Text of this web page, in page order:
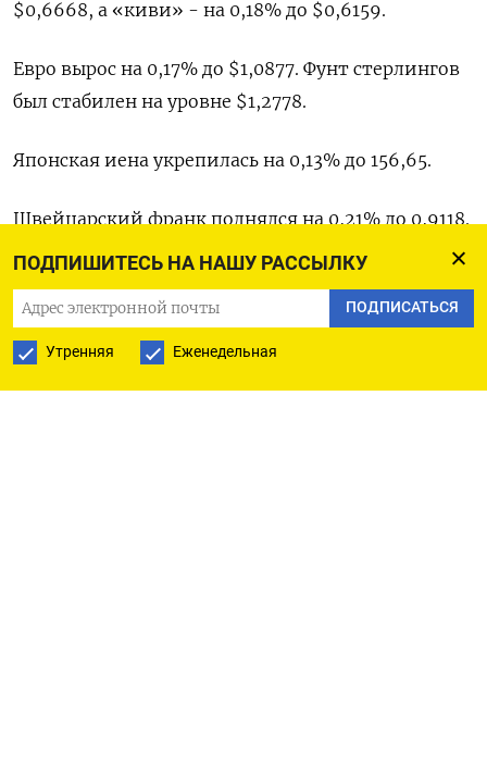
ПОДПИШИТЕСЬ НА НАШУ РАССЫЛКУ
ПОДПИСАТЬСЯ
Утренняя Еженедельная
$0,6668​, а «киви» - на 0,18% до $0,6159​.
Евро вырос на 0,17% до $1,0877​. Фунт стерлингов
был стабилен на уровне $1,2778​.
Японская иена укрепилась на 0,13%​ до 156,65.
Швейцарский франк поднялся на 0,21% до 0,9118​.
Юань на материковом и офшорном рынке не
показывал ярко выраженной динамики,
торгуясь у отметок 7,2459​ и 7,2578